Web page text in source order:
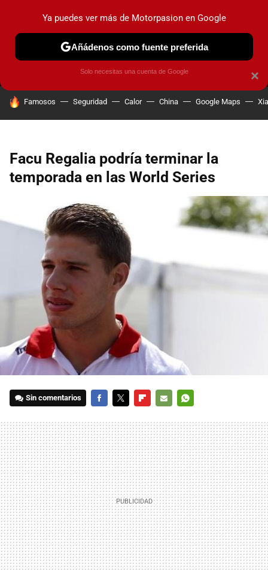
MENÚ NUEVO
COCHES ELÉCTRICOS OBSERVATORIO
HOY SE HABLA DE
Famosos Seguridad Calor China Google Maps
Facu Regalia podría terminar la
temporada en las World Series
Sin comentarios
MAIL
×
Ya puedes ver más de Motorpasion en Google
Añádenos como fuente preferida
Solo necesitas una cuenta de Google